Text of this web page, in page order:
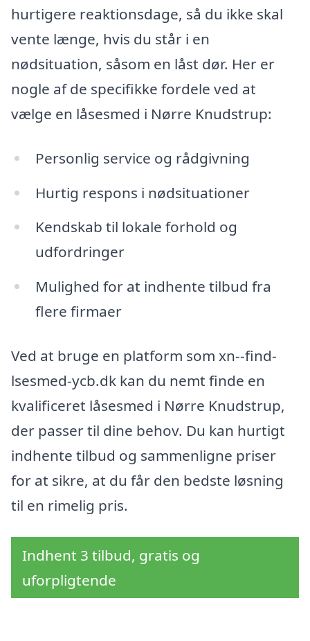
hurtigere reaktionsdage, så du ikke skal
vente længe, hvis du står i en
nødsituation, såsom en låst dør. Her er
nogle af de specifikke fordele ved at
vælge en låsesmed i Nørre Knudstrup:
Personlig service og rådgivning
Hurtig respons i nødsituationer
Kendskab til lokale forhold og
udfordringer
Mulighed for at indhente tilbud fra
flere firmaer
Ved at bruge en platform som xn--find-
lsesmed-ycb.dk kan du nemt finde en
kvalificeret låsesmed i Nørre Knudstrup,
der passer til dine behov. Du kan hurtigt
indhente tilbud og sammenligne priser
for at sikre, at du får den bedste løsning
til en rimelig pris.
Indhent 3 tilbud, gratis og
uforpligtende